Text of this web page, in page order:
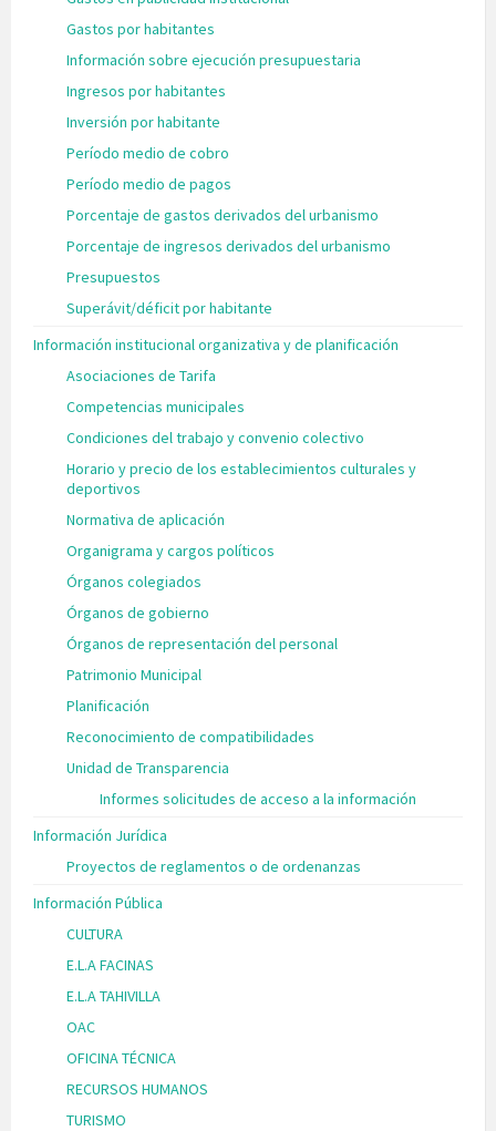
Gastos por habitantes
Información sobre ejecución presupuestaria
Ingresos por habitantes
Inversión por habitante
Período medio de cobro
Período medio de pagos
Porcentaje de gastos derivados del urbanismo
Porcentaje de ingresos derivados del urbanismo
Presupuestos
Superávit/déficit por habitante
Información institucional organizativa y de planificación
Asociaciones de Tarifa
Competencias municipales
Condiciones del trabajo y convenio colectivo
Horario y precio de los establecimientos culturales y
deportivos
Normativa de aplicación
Organigrama y cargos políticos
Órganos colegiados
Órganos de gobierno
Órganos de representación del personal
Patrimonio Municipal
Planificación
Reconocimiento de compatibilidades
Unidad de Transparencia
Informes solicitudes de acceso a la información
Información Jurídica
Proyectos de reglamentos o de ordenanzas
Información Pública
CULTURA
E.L.A FACINAS
E.L.A TAHIVILLA
OAC
OFICINA TÉCNICA
RECURSOS HUMANOS
TURISMO